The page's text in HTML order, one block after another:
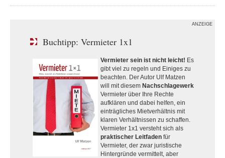
ANZEIGE
Buchtipp: Vermieter 1x1
Vermieter sein ist nicht leicht! Es
gibt viel zu regeln und Einiges zu
beachten. Der Autor Ulf Matzen
will mit diesem Nachschlagewerk
Vermieter über Ihre Rechte
aufklären und dabei helfen, ein
einträgliches Mietverhältnis mit
klaren Verhältnissen zu schaffen.
Vermieter 1x1 versteht sich als
praktischer Leitfaden für
Vermieter, der zwar juristische
Hintergründe vermittelt, aber